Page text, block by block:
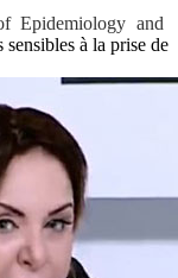
Epidemiology and
sensibles à la prise de